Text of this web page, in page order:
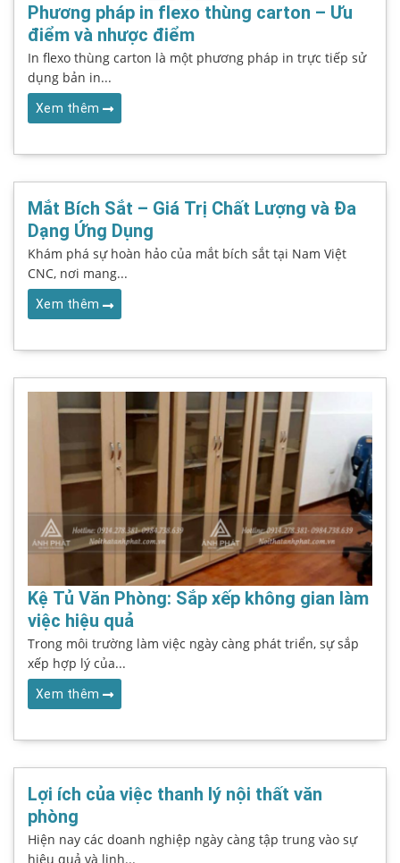
Phương pháp in flexo thùng carton – Ưu
điểm và nhược điểm
In flexo thùng carton là một phương pháp in trực tiếp sử
dụng bản in...
Xem thêm
Mắt Bích Sắt – Giá Trị Chất Lượng và Đa
Dạng Ứng Dụng
Khám phá sự hoàn hảo của mắt bích sắt tại Nam Việt
CNC, nơi mang...
Xem thêm
Kệ Tủ Văn Phòng: Sắp xếp không gian làm
việc hiệu quả
Trong môi trường làm việc ngày càng phát triển, sự sắp
xếp hợp lý của...
Xem thêm
Lợi ích của việc thanh lý nội thất văn
phòng
Hiện nay các doanh nghiệp ngày càng tập trung vào sự
hiệu quả và linh...